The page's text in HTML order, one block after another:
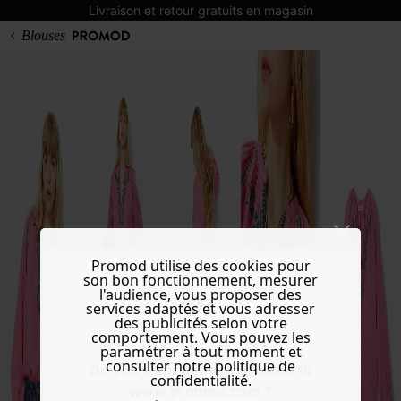
Livraison et retour gratuits en magasin
Do you want to be redirected to
www.promod.com ?
Blouses
Promod utilise des cookies pour
son bon fonctionnement, mesurer
l'audience, vous proposer des
services adaptés et vous adresser
des publicités selon votre
comportement. Vous pouvez les
paramétrer à tout moment et
consulter notre politique de
confidentialité.